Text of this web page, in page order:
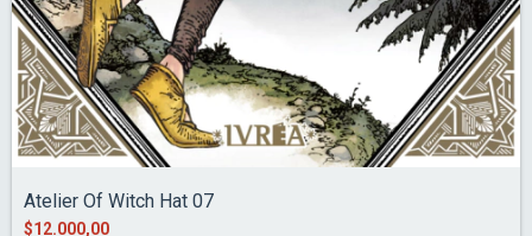
Atelier Of Witch Hat 07
$12.000,00